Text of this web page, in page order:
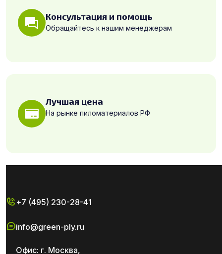
Консультация и помощь
Обращайтесь к нашим менеджерам
Лучшая цена
На рынке пиломатериалов РФ
+7 (495) 230-28-41
info@green-ply.ru
Офис: г. Москва,